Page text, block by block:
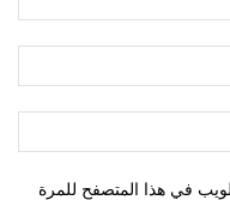
في هذا المتصفح للمرة